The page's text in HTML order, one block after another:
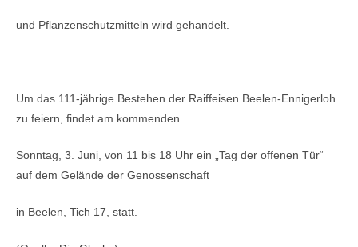
und Pflanzenschutzmitteln wird gehandelt.
Um das 111-jährige Bestehen der Raiffeisen Beelen-Ennigerloh
zu feiern, findet am kommenden
Sonntag, 3. Juni, von 11 bis 18 Uhr ein „Tag der offenen Tür“
auf dem Gelände der Genossenschaft
in Beelen, Tich 17, statt.